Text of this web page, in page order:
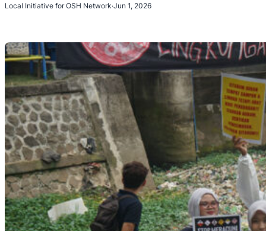
Local Initiative for OSH Network·Jun 1, 2026